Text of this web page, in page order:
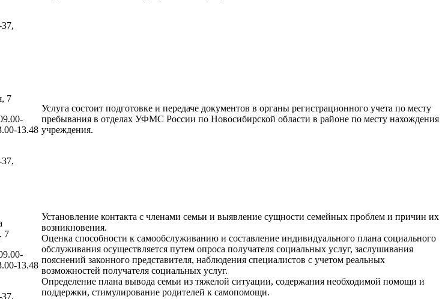
7
13.48
Услуга состоит подготовке и передаче документов в органы регистрационного учета по месту
пребывания в отделах УФМС России по Новосибирской области в районе по месту нахождения
учреждения.
7
13.48
Установление контакта с членами семьи и выявление сущности семейных проблем и причин их
возникновения.
Оценка способности к самообслуживанию и составление индивидуального плана социального
обслуживания осуществляется путем опроса получателя социальных услуг, заслушивания
пояснений законного представителя, наблюдения специалистов с учетом реальных
возможностей получателя социальных услуг.
Определение плана вывода семьи из тяжелой ситуации, содержания необходимой помощи и
поддержки, стимулирование родителей к самопомощи.